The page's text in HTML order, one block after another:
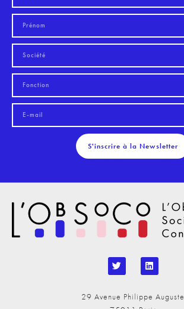
S'inscrire à la Newsletter
29 Avenue Philippe Auguste